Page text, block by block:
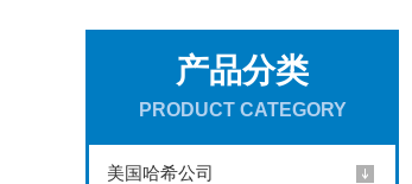
产品分类
PRODUCT CATEGORY
美国哈希公司